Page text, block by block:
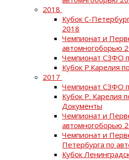
2018
Кубок С-
2018
Чемпионат и
автомногоборью
Чемпионат СЗФО
Кубок Р.Карелия
2017
Чемпионат СЗФО
Кубок Р. Карелия
Документы
Чемпионат и
автомногоборью
Чемпионат и
Петербурга по
Кубок